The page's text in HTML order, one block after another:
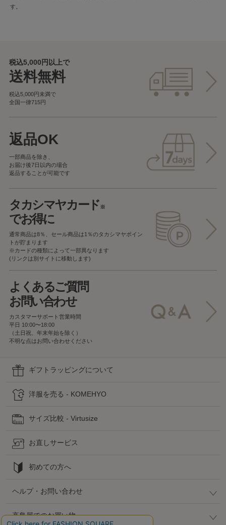
す。
税込5,000円以上で
送料無料
税込5,000円未満で
全国一律715円
返品OK
一部商品を除き、
お届け後7日以内の場合
返品することが可能です
タカシマヤカード※
でお得に
通常商品は8％、セール商品は1％のタカシマヤポイン
トが貯まります
※カードの種類によって一部異なります
(リンクは別サイトに移動します)
よくあるご質問
お問い合わせ
カスタマーサポート営業時間
平日 10:00〜18:00
（土日祝、年末年始を除く）
不明な点はお問い合わせください
ギフトラッピングについて
洋服を売る - KOMEHYO
サイズ比較 - Virtusize
お直しサービス
初めての方へ
ヘルプ・お問い合わせ
高島屋でのお買い物